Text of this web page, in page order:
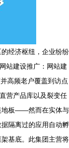
经济枢纽，企业纷纷
站建设推广：网站建
高频老户覆盖到访点
营产品库以及裂变任
地板——然而在实体与
隔离过的应用自动孵
基底。此集团主营将